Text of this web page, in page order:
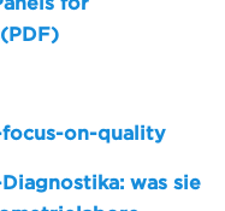
on-quality
was sie